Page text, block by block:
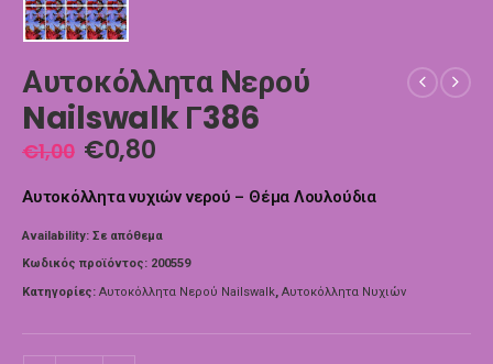
Αυτοκόλλητα Νερού
Nailswalk Γ386
€1,00 €0,80
Αυτοκόλλητα νυχιών νερού – Θέμα Λουλούδια
Availability: Σε απόθεμα
Κωδικός προϊόντος: 200559
Κατηγορίες: Αυτοκόλλητα Νερού Nailswalk, Αυτοκόλλητα Νυχιών